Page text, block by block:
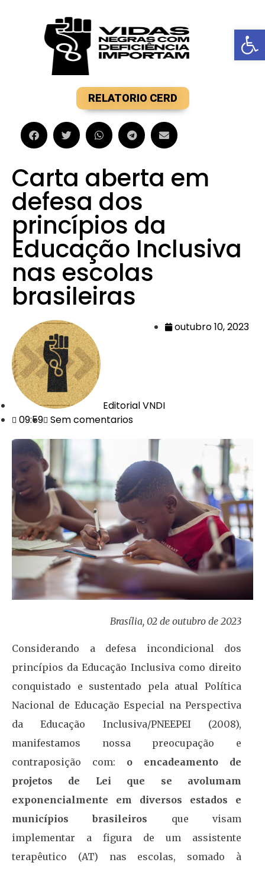
Barra de
RELATORIO CERD
Carta aberta em
defesa dos
princípios da
Educação Inclusiva
nas escolas
brasileiras
Editorial VNDI
outubro 10, 2023
09:59 Sem comentarios
Brasília, 02 de outubro de 2023
Considerando a defesa incondicional dos
princípios da Educação Inclusiva como direito
conquistado e sustentado pela atual Política
Nacional de Educação Especial na Perspectiva
da Educação Inclusiva/PNEEPEI (2008),
manifestamos nossa preocupação e
contraposição com: o encadeamento de
projetos de Lei que se avolumam
exponencialmente em diversos estados e
municípios brasileiros que visam
implementar a figura de um assistente
terapêutico (AT) nas escolas, somado à